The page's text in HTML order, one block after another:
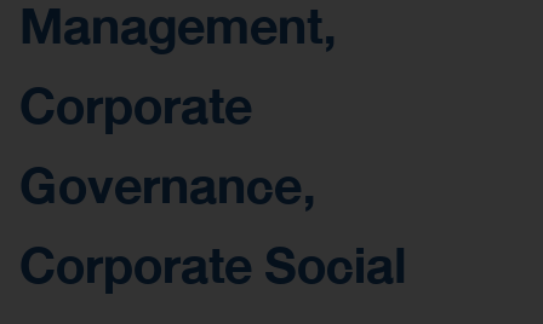
Management,
Corporate
Governance,
Corporate Social